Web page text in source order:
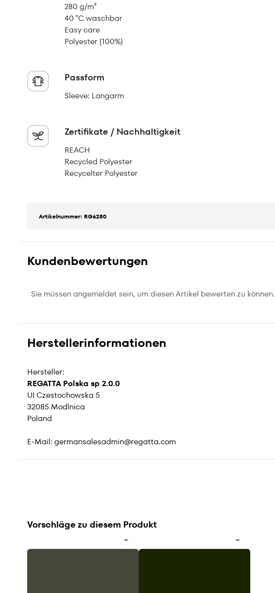
280 g/m²
40 °C waschbar
Easy care
Polyester (100%)
Passform
Sleeve: Langarm
Zertifikate / Nachhaltigkeit
REACH
Recycled Polyester
Recycelter Polyester
Artikelnummer: RG6280
Kundenbewertungen
Sie müssen angemeldet sein, um diesen Artikel bewerten zu können.
Herstellerinformationen
Hersteller:
REGATTA Polska sp 2.0.0
UI Czestochowska 5
32085 Modlnica
Poland
E-Mail: germansalesadmin@regatta.com
Vorschläge zu diesem Produkt